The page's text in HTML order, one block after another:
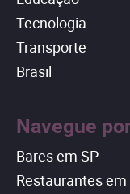
Tecnologia
Transporte
Brasil
Navegue
Bares em SP
Restaurantes em